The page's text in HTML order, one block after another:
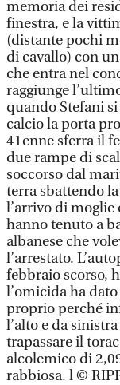
memoria dei
finestra, e la
(distante pochi
di cavallo) con
che entra nel
raggiunge
quando Stefani
calcio la porta
41enne sferra il
due rampe di
soccorso dal
terra sbattendo
l’arrivo di
hanno tenuto a
albanese che
l’arrestato.
febbraio scorso,
l’omicida ha
proprio perché
l’alto e da
trapassare il
alcolemico di
rabbiosa. l ©